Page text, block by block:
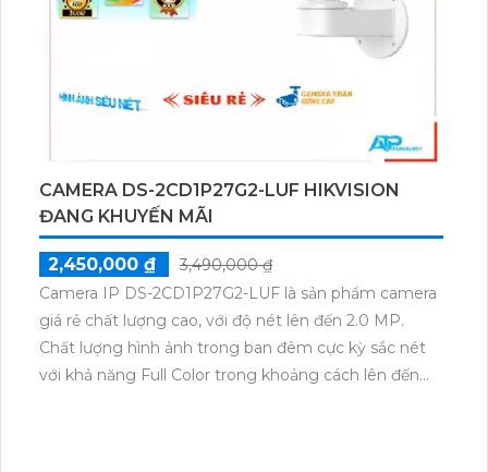
tượng trong tình huống tối quan trọng.Với thân kim
loại chắc chắn, camera này rất phù hợp để lắp đặt
khác. Ngoài ra, camera còn tích hợp công nghệ AI
CAMERA DS-2CD1P27G2-LUF HIKVISION
ĐANG KHUYẾN MÃI
2,450,000 ₫
3,490,000 ₫
Camera IP DS-2CD1P27G2-LUF là sản phẩm camera
giá rẻ chất lượng cao, với độ nét lên đến 2.0 MP.
Chất lượng hình ảnh trong ban đêm cực kỳ sắc nét
với khả năng Full Color trong khoảng cách lên đến